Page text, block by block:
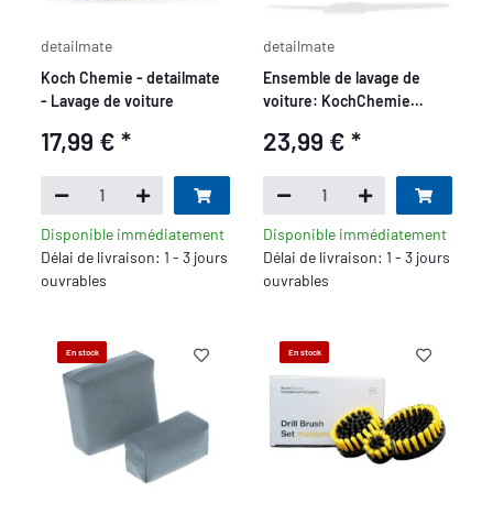
detailmate
Koch Chemie - detailmate
- Lavage de voiture
17,99 €*
Disponible immédiatement
Délai de livraison: 1 - 3 jours
ouvrables
detailmate
Ensemble de lavage de
voiture: KochChemie
+ Gant de lavage Chenille +
XXL Serviette de séchage
50x80cm, 1400GSM
23,99 € *
Disponible immédiatement
Délai de livraison: 1 - 3 jours
ouvrables
En stock En stock